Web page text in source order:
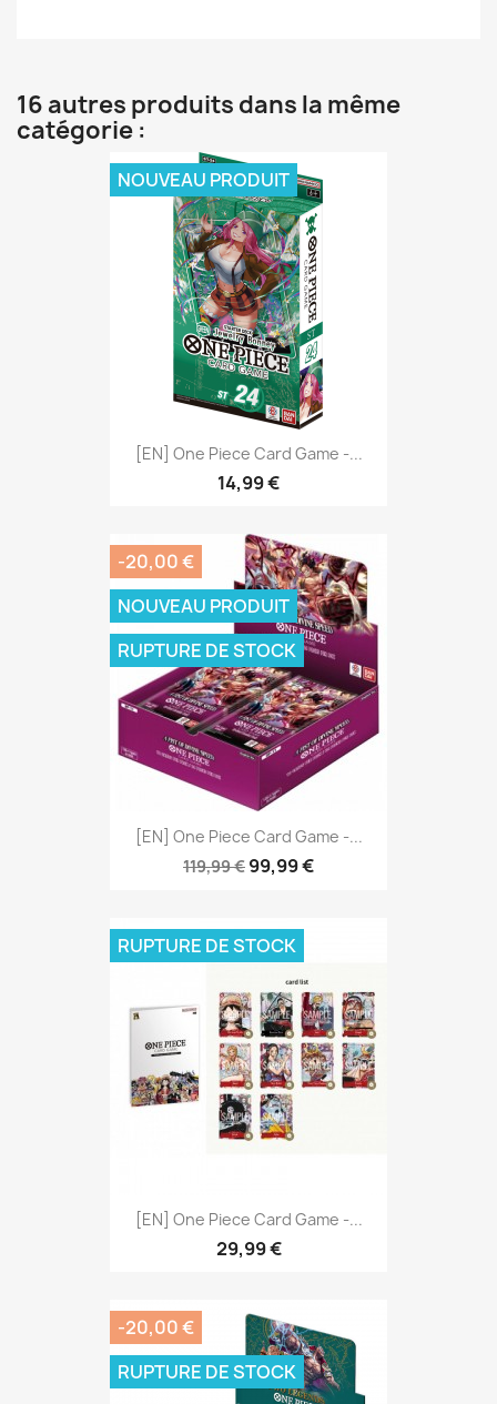
16 autres produits dans la même
catégorie :
[EN] One Piece Card Game -...
14,99 €
NOUVEAU PRODUIT
[EN] One Piece Card Game -...
119,99 € 99,99 €
-20,00 €
NOUVEAU PRODUIT
RUPTURE DE STOCK
[EN] One Piece Card Game -...
29,99 €
RUPTURE DE STOCK
-20,00 €
RUPTURE DE STOCK